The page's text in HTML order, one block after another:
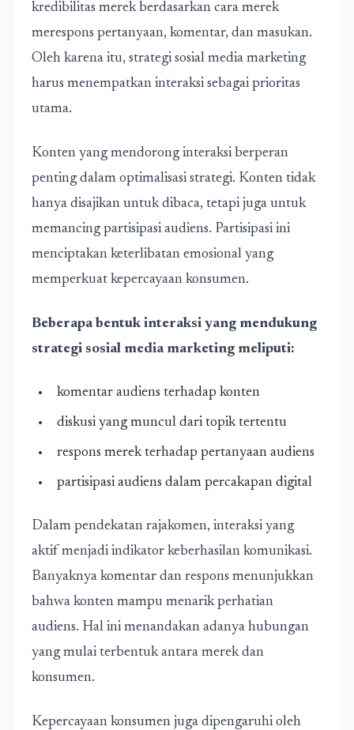
kredibilitas merek berdasarkan cara merek
merespons pertanyaan, komentar, dan masukan.
Oleh karena itu, strategi sosial media marketing
harus menempatkan interaksi sebagai prioritas
utama.
Konten yang mendorong interaksi berperan
penting dalam optimalisasi strategi. Konten tidak
hanya disajikan untuk dibaca, tetapi juga untuk
memancing partisipasi audiens. Partisipasi ini
menciptakan keterlibatan emosional yang
memperkuat kepercayaan konsumen.
Beberapa bentuk interaksi yang mendukung
strategi sosial media marketing meliputi:
komentar audiens terhadap konten
diskusi yang muncul dari topik tertentu
respons merek terhadap pertanyaan audiens
partisipasi audiens dalam percakapan digital
Dalam pendekatan rajakomen, interaksi yang
aktif menjadi indikator keberhasilan komunikasi.
Banyaknya komentar dan respons menunjukkan
bahwa konten mampu menarik perhatian
audiens. Hal ini menandakan adanya hubungan
yang mulai terbentuk antara merek dan
konsumen.
Kepercayaan konsumen juga dipengaruhi oleh